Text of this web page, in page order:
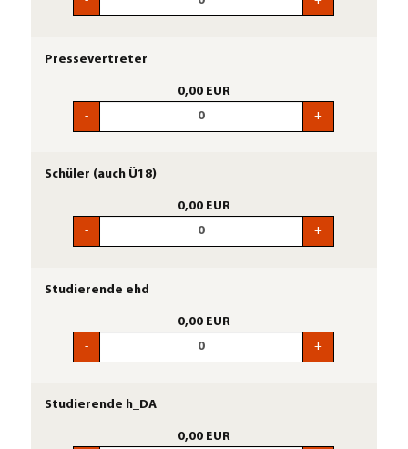
Pressevertreter
0,00 EUR
-
+
Schüler (auch Ü18)
0,00 EUR
-
+
Studierende ehd
0,00 EUR
-
+
Studierende h_DA
0,00 EUR